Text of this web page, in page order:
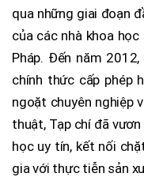
qua những giai đoạn
của các nhà khoa
Pháp. Đến năm
chính thức cấp phép
ngoặt chuyên nghiệp
thuật, Tạp chí đã
học uy tín, kết nối
gia với thực tiễn sản